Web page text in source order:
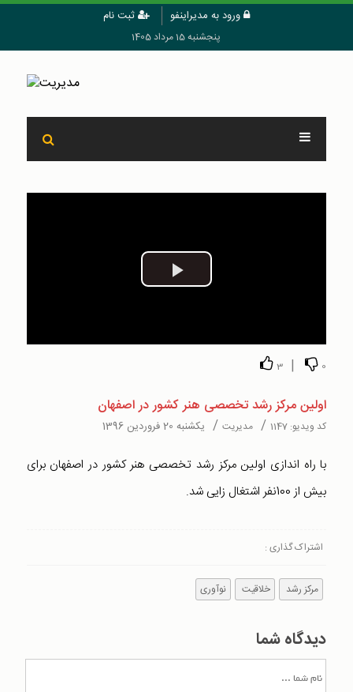
ورود به مدیراینفو ثبت نام
پنجشنبه 15 مرداد 1405
Play
0
|
3
اولین مرکز رشد تخصصی هنر کشور در اصفهان
کد ویدیو: 1147
/ مدیریت/ یکشنبه 20 فروردین 1396
با راه اندازی اولین مرکز رشد تخصصی هنر کشور در اصفهان برای
بیش از 100نفر اشتغال زایی شد.
اشتراک گذاری :
مرکز رشد خلاقیت نوآوری
دیدگاه شما